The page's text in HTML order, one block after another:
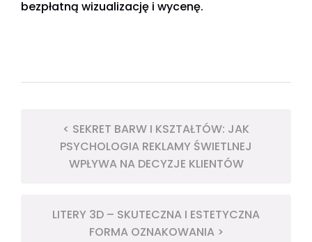
bezpłatną wizualizację i wycenę.
< SEKRET BARW I KSZTAŁTÓW: JAK
PSYCHOLOGIA REKLAMY ŚWIETLNEJ
WPŁYWA NA DECYZJE KLIENTÓW
LITERY 3D – SKUTECZNA I ESTETYCZNA
FORMA OZNAKOWANIA >